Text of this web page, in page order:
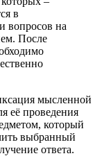
в
вопросов на
После
мысленной
её проведения
который
выбранный
ответа.